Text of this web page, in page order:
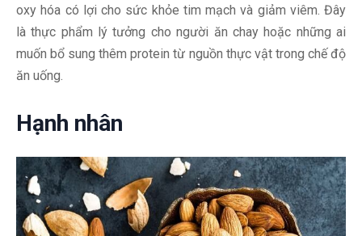
oxy hóa có lợi cho sức khỏe tim mạch và giảm viêm. Đây
là thực phẩm lý tưởng cho người ăn chay hoặc những ai
muốn bổ sung thêm protein từ nguồn thực vật trong chế độ
ăn uống.
Hạnh nhân